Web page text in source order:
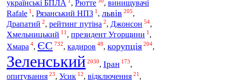
українські БПЛА , Рютте , винищувачі
Rafale 1 , Рязанський НПЗ 1 , львів 205,
Драпатий 2, рейтинг путіна 2, Джонсон 54,
Хмельницький 11, президент Угорщини 1,
Хмара 4, ЄС 732, кадиров 48, корупція 204,
Зеленський 2030, Іран 173,
опитування 23, Усик 12, відключення 21 ,